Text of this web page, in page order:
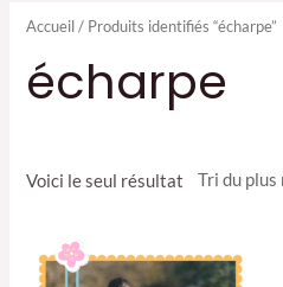
Accueil/ Produits identifiés “écharpe”
écharpe
Voici le seul résultat